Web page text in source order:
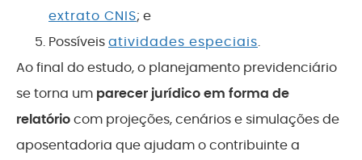
extrato CNIS; e
Possíveisatividades especiais.
Ao final do estudo, o planejamento previdenciário
se torna um parecer jurídico em forma de
relatóriocom projeções, cenários e simulações de
aposentadoria que ajudam o contribuinte a